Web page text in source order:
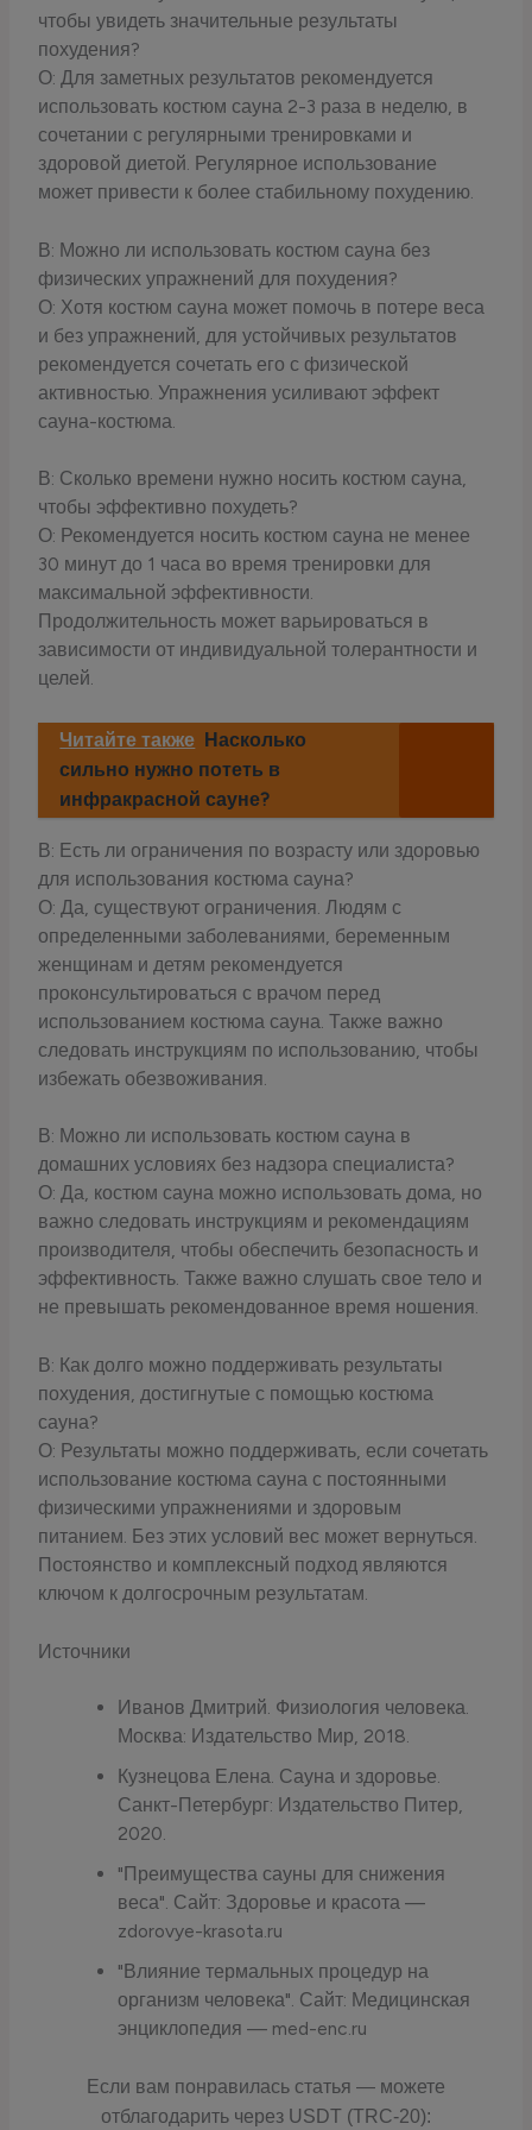
чтобы увидеть значительные результаты
похудения?
О: Для заметных результатов рекомендуется
использовать костюм сауна 2-3 раза в неделю, в
сочетании с регулярными тренировками и
здоровой диетой. Регулярное использование
может привести к более стабильному похудению.
В: Можно ли использовать костюм сауна без
физических упражнений для похудения?
О: Хотя костюм сауна может помочь в потере веса
и без упражнений, для устойчивых результатов
рекомендуется сочетать его с физической
активностью. Упражнения усиливают эффект
сауна-костюма.
В: Сколько времени нужно носить костюм сауна,
чтобы эффективно похудеть?
О: Рекомендуется носить костюм сауна не менее
30 минут до 1 часа во время тренировки для
максимальной эффективности.
Продолжительность может варьироваться в
зависимости от индивидуальной толерантности и
целей.
Читайте также Насколько
сильно нужно потеть в
инфракрасной сауне?
В: Есть ли ограничения по возрасту или здоровью
для использования костюма сауна?
О: Да, существуют ограничения. Людям с
определенными заболеваниями, беременным
женщинам и детям рекомендуется
проконсультироваться с врачом перед
использованием костюма сауна. Также важно
следовать инструкциям по использованию, чтобы
избежать обезвоживания.
В: Можно ли использовать костюм сауна в
домашних условиях без надзора специалиста?
О: Да, костюм сауна можно использовать дома, но
важно следовать инструкциям и рекомендациям
производителя, чтобы обеспечить безопасность и
эффективность. Также важно слушать свое тело и
не превышать рекомендованное время ношения.
В: Как долго можно поддерживать результаты
похудения, достигнутые с помощью костюма
сауна?
О: Результаты можно поддерживать, если сочетать
использование костюма сауна с постоянными
физическими упражнениями и здоровым
питанием. Без этих условий вес может вернуться.
Постоянство и комплексный подход являются
ключом к долгосрочным результатам.
Источники
Иванов Дмитрий. Физиология человека.
Москва: Издательство Мир, 2018.
Кузнецова Елена. Сауна и здоровье.
Санкт-Петербург: Издательство Питер,
2020.
"Преимущества сауны для снижения
веса". Сайт: Здоровье и красота —
zdorovye-krasota.ru
"Влияние термальных процедур на
организм человека". Сайт: Медицинская
энциклопедия — med-enc.ru
Если вам понравилась статья — можете
отблагодарить через USDT (TRC-20):